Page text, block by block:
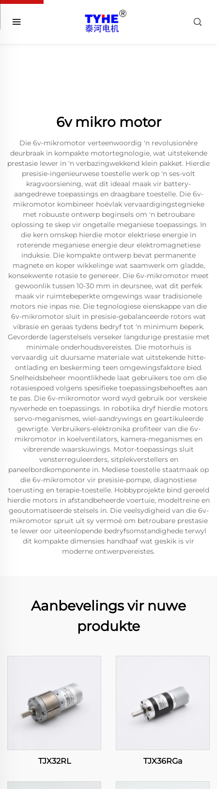
6v mikro motor
Die 6v-mikromotor verteenwoordig 'n revolusionêre
deurbraak in kompakte motortegnologie, wat uitstekende
prestasie lewer in 'n verbazingwekkend klein pakket. Hierdie
presisie-ingenieurwese toestelle werk op 'n ses-volt
kragvoorsiening, wat dit ideaal maak vir battery-
aangedrewe toepassings en draagbare toestelle. Die 6v-
mikromotor kombineer hoëvlak vervaardigingstegnieke
met robuuste ontwerp beginsels om 'n betroubare
oplossing te skep vir ongetalle meganiese toepassings. In
die kern omskep hierdie motor elektriese energie in
roterende meganiese energie deur elektromagnetiese
induksie. Die kompakte ontwerp bevat permanente
magnete en koper wikkelinge wat saamwerk om gladde,
konsekwente rotasie te genereer. Die 6v-mikromotor meet
gewoonlik tussen 10-30 mm in deursnee, wat dit perfek
maak vir ruimtebeperkte omgewings waar tradisionele
motors nie inpas nie. Die tegnologiese eienskappe van die
6v-mikromotor sluit in presisie-gebalanceerde rotors wat
vibrasie en geraas tydens bedryf tot 'n minimum beperk.
Gevorderde lagerstelsels verseker langdurige prestasie met
minimale onderhoudsvereistes. Die motorhuis is
vervaardig uit duursame materiale wat uitstekende hitte-
ontlading en beskerming teen omgewingsfaktore bied.
Snelheidsbeheer moontlikhede laat gebruikers toe om die
rotasiespoed volgens spesifieke toepassingsbehoeftes aan
te pas. Die 6v-mikromotor word wyd gebruik oor verskeie
nywerhede en toepassings. In robotika dryf hierdie motors
servo-meganismes, wiel-aandrywings en geartikuleerde
gewrigte. Verbruikers-elektronika profiteer van die 6v-
mikromotor in koelventilators, kamera-meganismes en
vibrerende waarskuwings. Motor-toepassings sluit
vensterreguleerders, sitplekverstellers en
paneelbordkomponente in. Mediese toestelle staatmaak op
die 6v-mikromotor vir presisie-pompe, diagnostiese
toerusting en terapie-toestelle. Hobbyprojekte bind gereeld
hierdie motors in afstandbeheerde voertuie, modeltreine en
geoutomatiseerde stelsels in. Die veelsydigheid van die 6v-
mikromotor spruit uit sy vermoë om betroubare prestasie
te lewer oor uiteenlopende bedryfsomstandighede terwyl
dit kompakte dimensies handhaaf wat geskik is vir
moderne ontwerpvereistes.
Aanbevelings vir nuwe
produkte
TJX32RL TJX36RGa